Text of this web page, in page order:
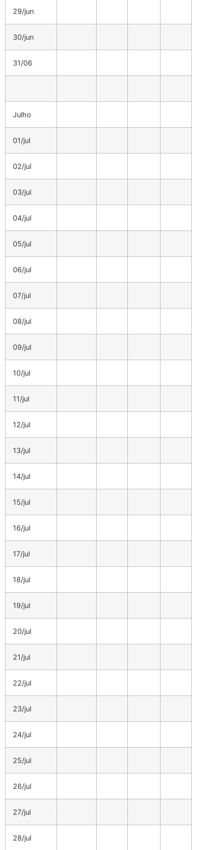
29/jun
30/jun
31/06
Julho
01/jul
02/jul
03/jul
04/jul
05/jul
06/jul
07/jul
08/jul
09/jul
10/jul
11/jul
12/jul
13/jul
14/jul
15/jul
16/jul
17/jul
18/jul
19/jul
20/jul
21/jul
22/jul
23/jul
24/jul
25/jul
26/jul
27/jul
28/jul